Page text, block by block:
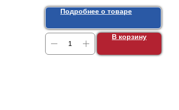
Подробнее о товаре
В корзину